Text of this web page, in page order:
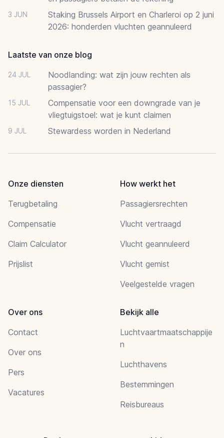
3 JUN
Staking Brussels Airport en Charleroi op 2 juni
2026: honderden vluchten geannuleerd
Laatste van onze blog
24 JUL
Noodlanding: wat zijn jouw rechten als
passagier?
15 JUL
Compensatie voor een downgrade van je
vliegtuigstoel: wat je kunt claimen
9 JUL Stewardess worden in Nederland
Onze diensten
Terugbetaling
Compensatie
Claim Calculator
Prijslist
How werkt het
Passagiersrechten
Vlucht vertraagd
Vlucht geannuleerd
Vlucht gemist
Veelgestelde vragen
Over ons
Contact
Over ons
Pers
Vacatures
Bekijk alle
Luchtvaartmaatschappije
n
Luchthavens
Bestemmingen
Reisbureaus